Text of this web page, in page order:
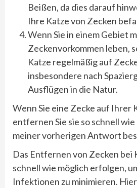
Beißen, da dies darauf
Ihre Katze von Zecken
Wenn Sie in einem Gebiet
Zeckenvorkommen leben,
Katze regelmäßig auf
insbesondere nach
Ausflügen in die Natur.
Wenn Sie eine Zecke auf Ihrer
entfernen Sie sie so schnell
meiner vorherigen Antwort
Das Entfernen von Zecken bei
schnell wie möglich erfolgen,
Infektionen zu minimieren.